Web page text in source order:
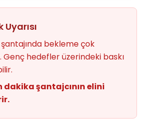
Uyarısı
bekleme çok
Genç hedefler üzerindeki baskı
dakika şantajcının elini